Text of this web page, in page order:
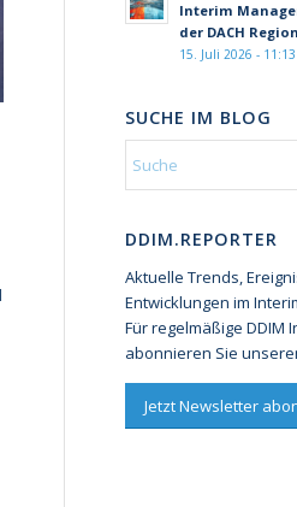
Interim
der DACH Region
15. Juli 2026 - 11:13
SUCHE IM BLOG
DDIM.REPORTER
Aktuelle Trends,
Entwicklungen im
Für regelmäßige DDIM
abonnieren Sie
Jetzt Newsletter